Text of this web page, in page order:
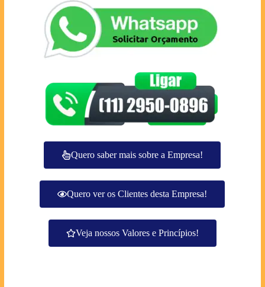
Quero saber mais sobre a Empresa!
Quero ver os Clientes desta Empresa!
Veja nossos Valores e Princípios!